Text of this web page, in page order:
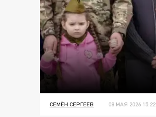
СЕМЁН СЕРГЕЕВ 08 МАЯ 2026 15:22